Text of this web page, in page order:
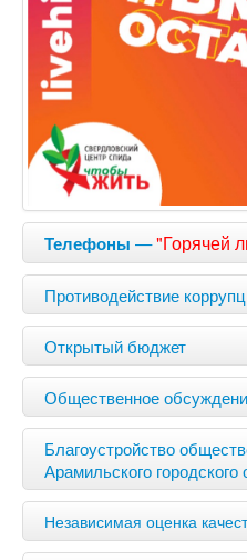
Телефоны —"Горячей
Противодействие
Открытый бюджет
Общественное
Благоустройство
Арамильского городского
Независимая оценка